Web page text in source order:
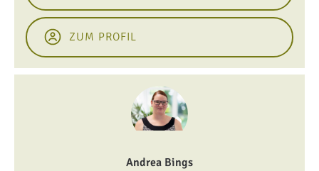
ZUM PROFIL
Andrea Bings